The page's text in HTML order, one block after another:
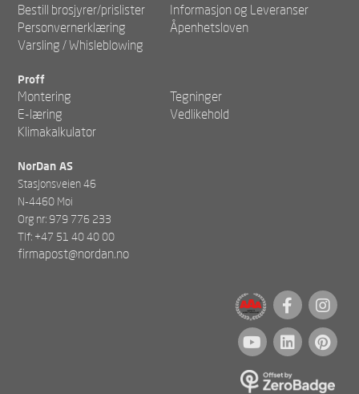
Bestill brosjyrer/prislister
Informasjon og Leveranser
Personvernerklæring
Åpenhetsloven
Varsling / Whisleblowing
Proff
Montering
Tegninger
E-læring
Vedlikehold
Klimakalkulator
NorDan AS
Stasjonsveien 46
N-4460 Moi
Org nr: 979 776 233
Tlf: +47 51 40 40 00
firmapost@nordan.no